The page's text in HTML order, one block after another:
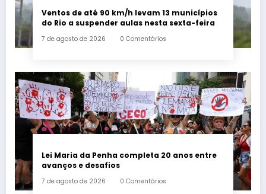
Ventos de até 90 km/h levam 13 municípios
do Rio a suspender aulas nesta sexta-feira
7 de agosto de 2026 0 Comentários
Lei Maria da Penha completa 20 anos entre
avanços e desafios
7 de agosto de 2026 0 Comentários